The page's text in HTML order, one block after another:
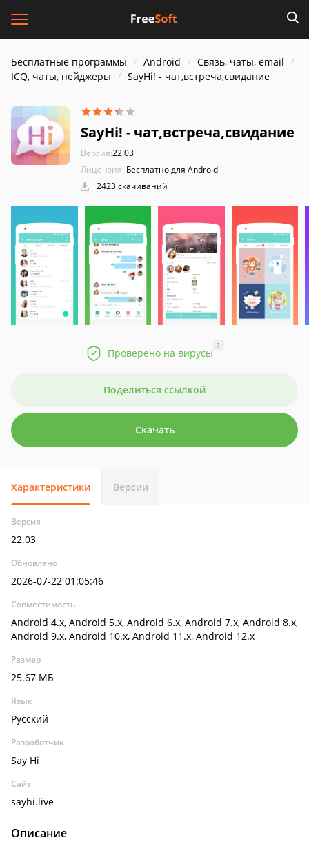
Бесплатные программы Android
Связь, чаты, email
ICQ, чаты, пейджеры
SayHi! - чат,встреча,свидание
SayHi! - чат,встреча,свидание
Версия:22.03
Лицензия: Бесплатно для Android
2423 скачиваний
Проверено на вирусы
?
Поделиться ссылкой
Скачать
Характеристики Версии
Версия
22.03
Обновлено
2026-07-22 01:05:46
Совместимость
Android 4.x, Android 5.x, Android 6.x, Android 7.x, Android 8.x,
Android 9.x, Android 10.x, Android 11.x, Android 12.x
Размер
25.67 МБ
Язык
Русский
Разработчик
Say Hi
Сайт
sayhi.live
Описание